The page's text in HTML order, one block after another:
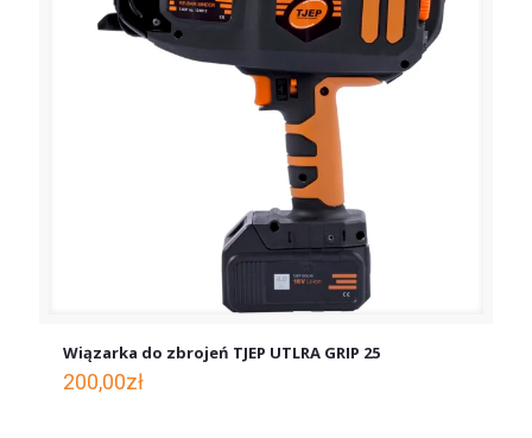
Wiązarka do zbrojeń TJEP UTLRA GRIP 25
200,00zł